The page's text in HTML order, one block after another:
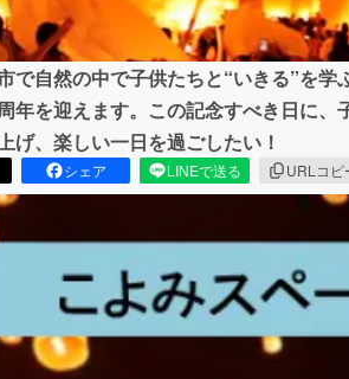
で自然の中で子供たちと“いきる”を
年を迎えます。この記念すべき日に
げ、楽しい一日を過ごしたい！
シェア LINEで送る URLコピ